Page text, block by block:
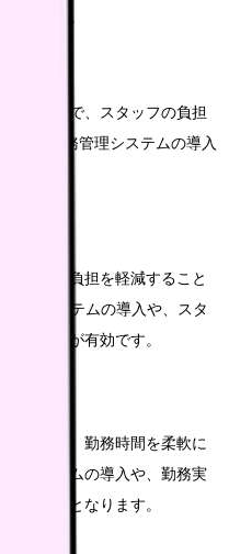
きます。
ることで、スタッフの負担
した勤務管理システムの導入
理者の負担を軽減すること
援システムの導入や、スタ
の活用が有効です。
進のため、勤務時間を柔軟に
ドシステムの導入や、勤務実
が可能となります。